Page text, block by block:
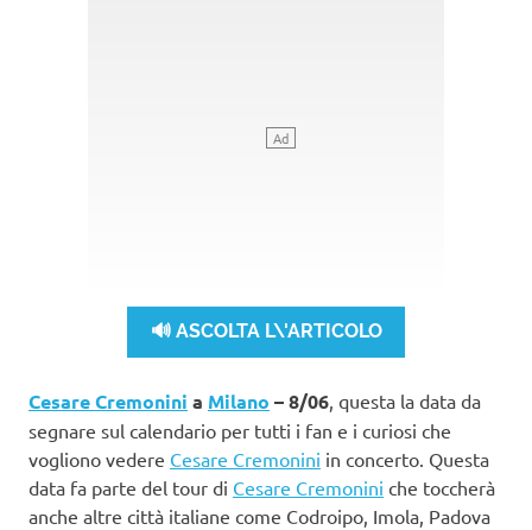
🔊 ASCOLTA L\'ARTICOLO
Cesare Cremonini a Milano – 8/06 , questa la data da
segnare sul calendario per tutti i fan e i curiosi che
vogliono vedere Cesare Cremonini in concerto. Questa
data fa parte del tour di Cesare Cremonini che toccherà
anche altre città italiane come Codroipo, Imola, Padova